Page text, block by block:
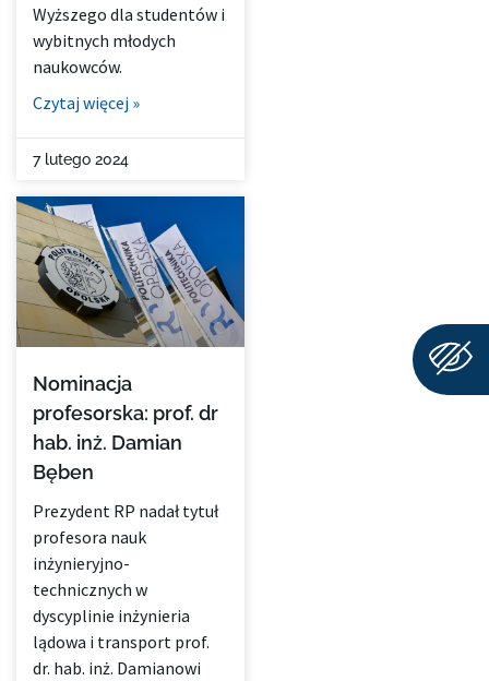
Wyższego dla studentów i
wybitnych młodych
naukowców.
Czytaj więcej »
7 lutego 2024
Nominacja
profesorska: prof. dr
hab. inż. Damian
Bęben
Prezydent RP nadał tytuł
profesora nauk
inżynieryjno-
technicznych w
dyscyplinie inżynieria
lądowa i transport prof.
dr. hab. inż. Damianowi